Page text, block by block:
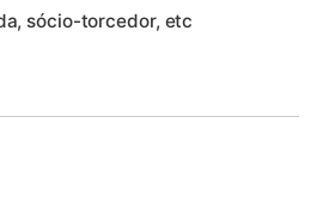
sócio-torcedor, etc